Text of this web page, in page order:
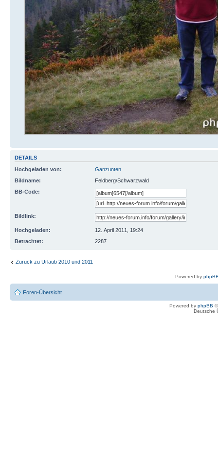
DETAILS
Hochgeladen von:
Ganzunten
Bildname:
Feldberg/Schwarzwald
BB-Code:
Bildlink:
Hochgeladen:
12. April 2011, 19:24
Betrachtet:
2287
Zurück zu Urlaub 2010 und 2011
Powered by
Foren-Übersicht
Powered by phpBB
Deutsche